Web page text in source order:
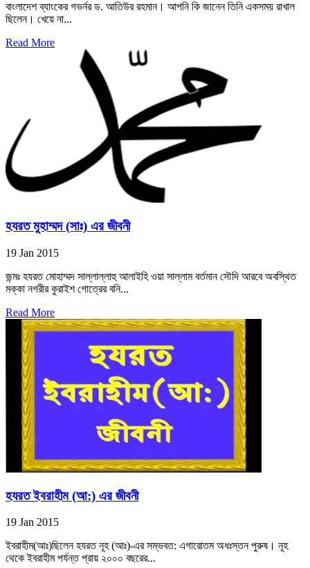
বাংলাদেশ ব্যাংকের গভর্নর ড. আতিউর রহমান। আপনি কি জানেন তিনি একসময় রাখাল
ছিলেন। খেয়ে না...
Read More
হযরত মুহাম্মদ (সাঃ) এর জীবনী
19 Jan 2015
জন্মঃ হযরত মোহাম্মদ সাল্লাল্লাহু আলাইহি ওয়া সাল্লাম বর্তমান সৌদি আরবে অবস্থিত
মক্কা নগরীর কুরাইশ গোত্রের বনি...
Read More
হযরত ইবরাহীম (আ:) এর জীবনী
19 Jan 2015
ইবরাহীম(আঃ)ছিলেন হযরত নূহ (আঃ)-এর সম্ভবত: এগারোতম অধঃস্তন পুরুষ। নূহ
থেকে ইবরাহীম পর্যন্ত প্রায় ২০০০ বছরের...